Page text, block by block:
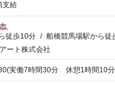
支給
徒歩10分 / 船橋競馬場駅から徒
ート株式会社
実働7時間30分 休憩1時間10